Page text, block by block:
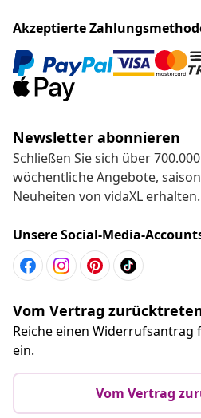
Akzeptierte
Newsletter abonnieren
Schließen Sie sich über
wöchentliche Angebote,
Neuheiten von vidaXL erhalten.
Unsere Social-Media-
Vom Vertrag
Reiche einen Widerrufsantrag
ein.
Vom Vertrag